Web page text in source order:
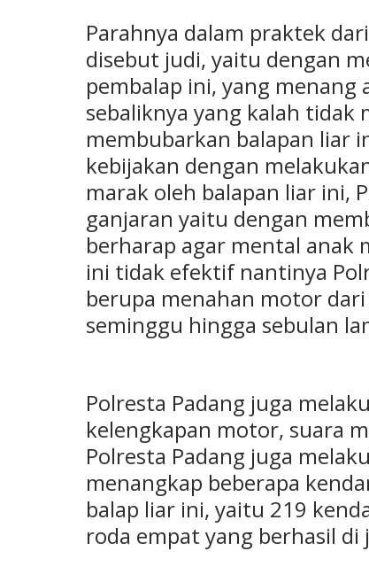
Parahnya dalam praktek
disebut judi, yaitu dengan
pembalap ini, yang
sebaliknya yang kalah tidak
membubarkan balapan liar
kebijakan dengan
marak oleh balapan liar ini,
ganjaran yaitu dengan
berharap agar mental anak
ini tidak efektif nantinya
berupa menahan motor
seminggu hingga sebulan
Polresta Padang juga
kelengkapan motor, suara
Polresta Padang juga
menangkap beberapa
balap liar ini, yaitu 219
roda empat yang berhasil